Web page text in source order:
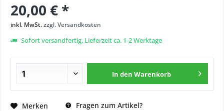
20,00 € *
inkl. MwSt.zzgl. Versandkosten
Sofort versandfertig, Lieferzeit ca. 1-2 Werktage
In den Warenkorb
Merken Fragen zum Artikel?